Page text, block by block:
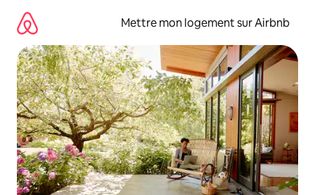
directement
contenu
Mettre mon logement sur Airbnb